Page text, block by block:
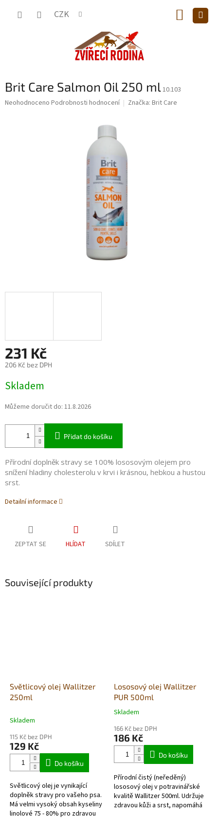
CZK
KOŠÍK
Brit Care Salmon Oil 250 ml10.103
Průměrné
Neohodnoceno Podrobnosti hodnocení Značka: Brit Care
231 Kč
206 Kč bez DPH
cena:
Skladem
Můžeme doručit do: 11.8.2026
Přidat do košíku
Přírodní doplněk stravy se 100% lososovým olejem pro
snížení hladiny cholesterolu v krvi i krásnou, hebkou a hustou
srst.
Detailní informace
ZEPTAT SE HLÍDAT SDÍLET
Související produkty
Světlicový olej Wallitzer
250ml
Skladem
115 Kč bez DPH
129 Kč
Do košíku
Světlicový olej je vynikající
doplněk stravy pro vašeho psa.
Má velmi vysoký obsah kyseliny
linolové 75 - 80% pro zdravou
Lososový olej Wallitzer
PUR 500ml
Průměrné
produktu
je
hvězdiček.
Skladem
166 Kč bez DPH
186 Kč
Do košíku
Přírodní čistý (neředěný)
lososový olej v potravinářské
kvalitě Wallitzer 500ml. Udržuje
zdravou kůži a srst, napomáhá